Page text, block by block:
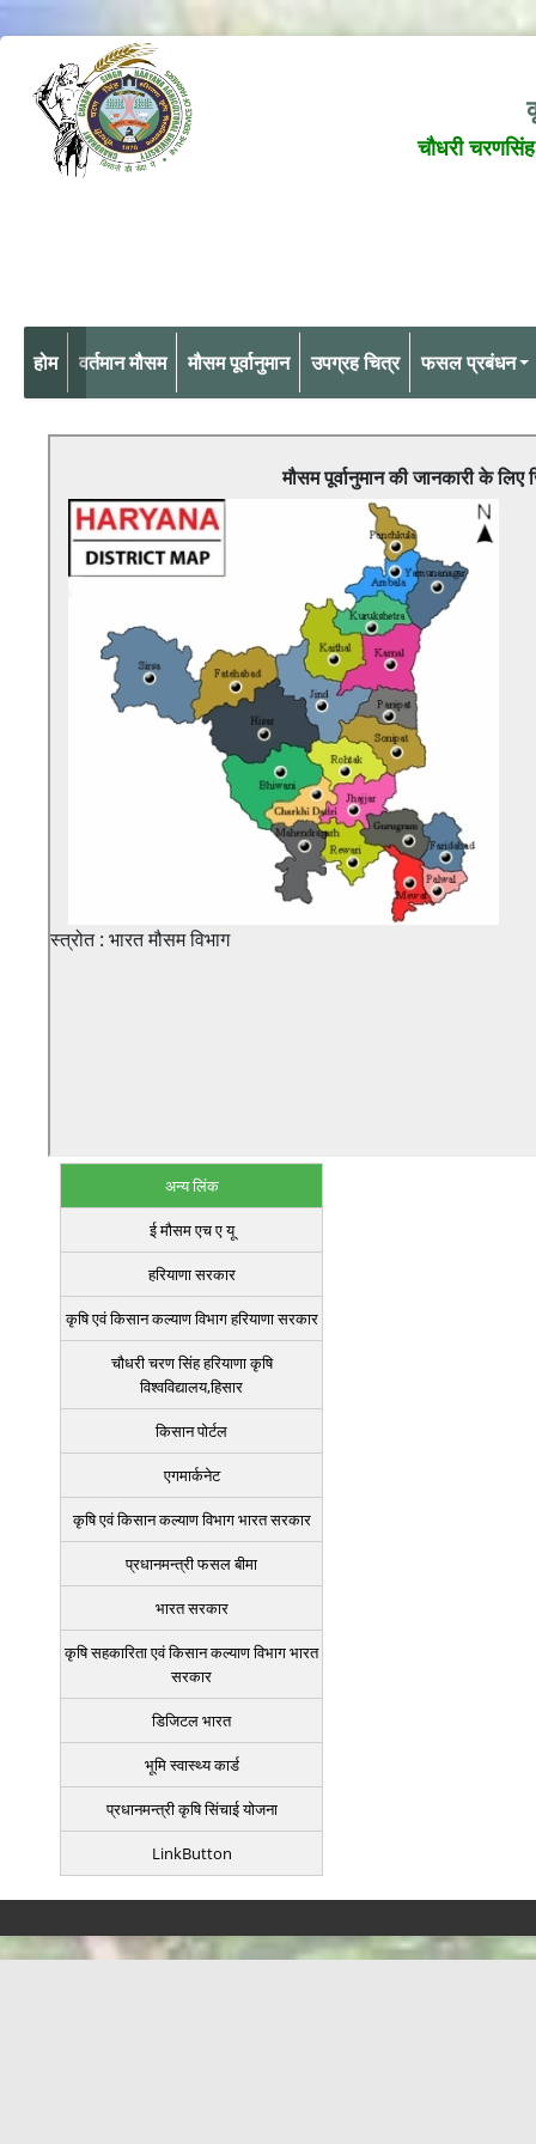
चौधरी चरणसिंह
होम वर्तमान मौसम मौसम पूर्वानुमान उपग्रह चित्र फसल प्रबंधन
अन्य लिंक
ई मौसम एच ए यू
हरियाणा सरकार
कृषि एवं किसान कल्याण विभाग हरियाणा सरकार
चौधरी चरण सिंह हरियाणा कृषि
विश्वविद्यालय,हिसार
किसान पोर्टल
एगमार्कनेट
कृषि एवं किसान कल्याण विभाग भारत सरकार
प्रधानमन्त्री फसल बीमा
भारत सरकार
कृषि सहकारिता एवं किसान कल्याण विभाग भारत
सरकार
डिजिटल भारत
भूमि स्वास्थ्य कार्ड
प्रधानमन्त्री कृषि सिंचाई योजना
LinkButton